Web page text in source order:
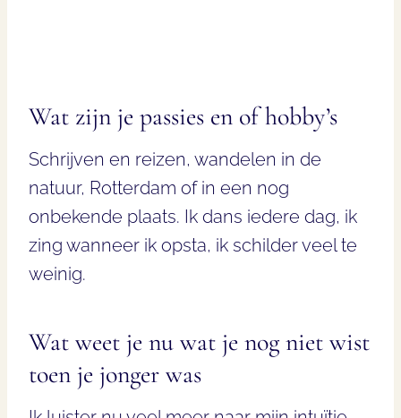
Wat zijn je passies en of hobby’s
Schrijven en reizen, wandelen in de
natuur, Rotterdam of in een nog
onbekende plaats. Ik dans iedere dag, ik
zing wanneer ik opsta, ik schilder veel te
weinig.
Wat weet je nu wat je nog niet wist
toen je jonger was